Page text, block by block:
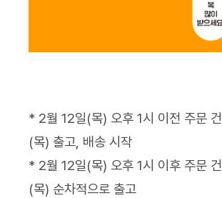
* 2월 12일(목) 오후 1시 이전 주문
(목) 출고, 배송 시작
* 2월 12일(목) 오후 1시 이후 주문
(목) 순차적으로 출고